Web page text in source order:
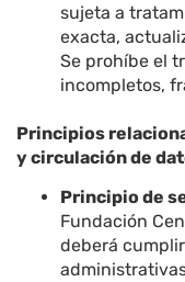
sujeta a
exacta,
Se prohíbe el
incompletos,
Principios
y circulación de
Principio de
Fundación
deberá